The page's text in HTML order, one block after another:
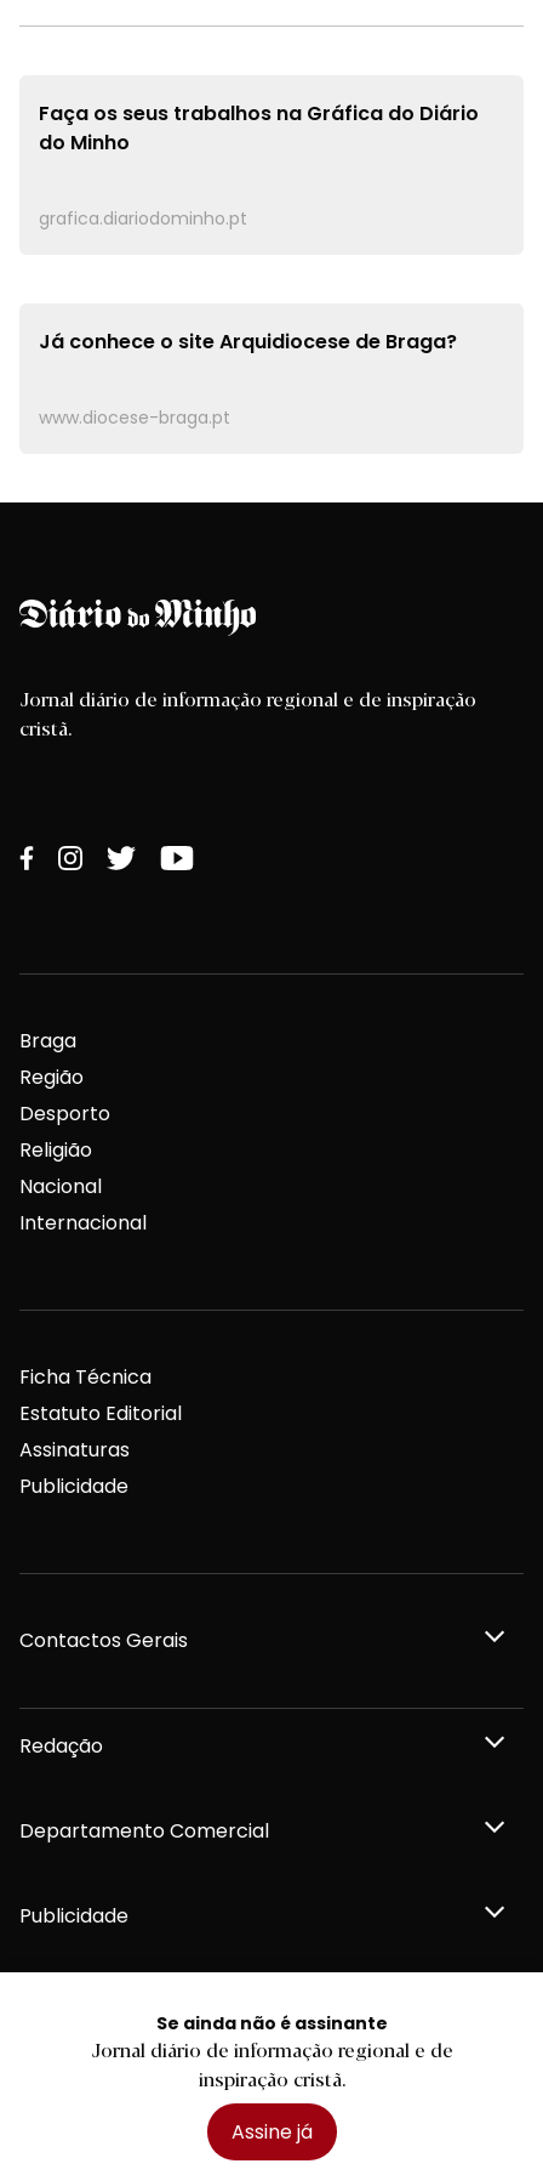
Faça os seus trabalhos na Gráfica do Diário
do Minho
grafica.diariodominho.pt
Já conhece o siteArquidiocese de Braga?
www.diocese-braga.pt
Se ainda não é assinante
Jornal diário de informação regional e de
inspiração cristã.
Assine já
Jornal diário de informação regional e de inspiração
cristã.
Braga
Região
Desporto
Religião
Nacional
Internacional
Ficha Técnica
Estatuto Editorial
Assinaturas
Publicidade
Contactos Gerais
Redação
Departamento Comercial
Publicidade
Privacidade e Cookies
Termos e Condições
Declaração de compromisso FSC®
Política de Confidencialidade
2026 Diário do Minho, Lda. © Todos os direitos reservados